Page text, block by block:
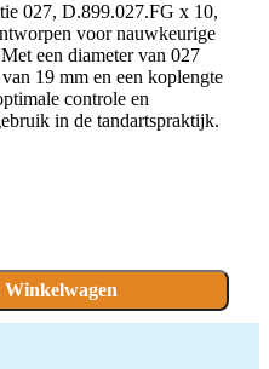
027, D.899.027.FG x 10,
voor nauwkeurige
een diameter van 027
19 mm en een koplengte
controle en
in de tandartspraktijk.
Winkelwagen